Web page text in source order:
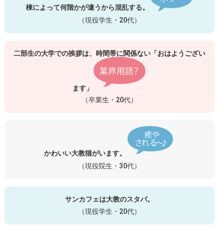
棟によって何階かが違うから混乱する。
（現役学生・20代）
二部生の大学での挨拶は、時間帯に関係ない「おはようござい
ます」
（卒業生・20代）
かわいい大教猫がいます。
（現役院生・30代）
サンカフェは大教のスタバ。
（現役学生・20代）